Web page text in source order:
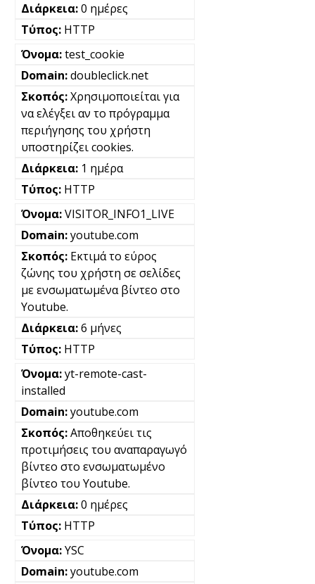
0 ημέρες
HTTP
test_cookie
doubleclick.net
Χρησιμοποιείται για
να ελέγξει αν το πρόγραμμα
περιήγησης του χρήστη
υποστηρίζει cookies.
1 ημέρα
HTTP
VISITOR_INFO1_LIVE
youtube.com
Εκτιμά το εύρος
ζώνης του χρήστη σε σελίδες
με ενσωματωμένα βίντεο στο
Youtube.
6 μήνες
HTTP
yt-remote-cast-
installed
youtube.com
Αποθηκεύει τις
προτιμήσεις του αναπαραγωγό
βίντεο στο ενσωματωμένο
βίντεο του Youtube.
0 ημέρες
HTTP
YSC
youtube.com